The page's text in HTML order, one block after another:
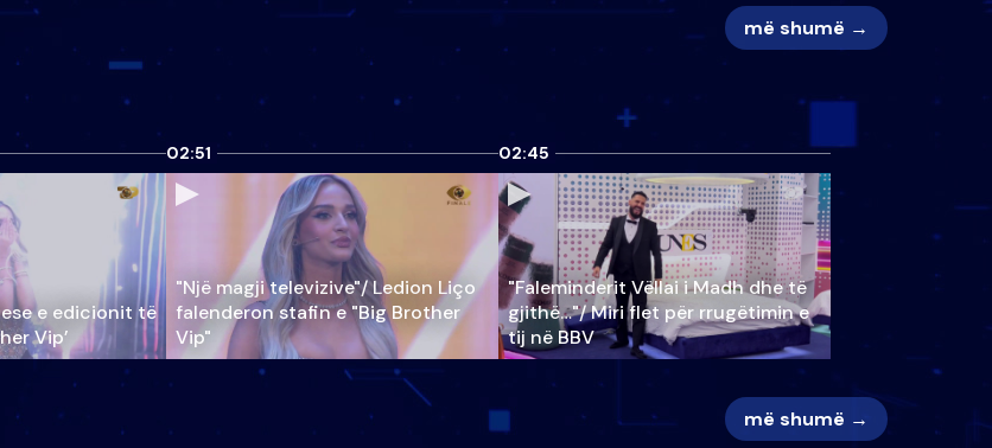
më shumë →
e edicionit të
Vip’
02:51
"Një magji televizive"/ Ledion Liço
falenderon stafin e "Big Brother
Vip"
02:45
"Faleminderit Vëllai i Madh dhe të
gjithë…"/ Miri flet për rrugëtimin e
tij në BBV
më shumë →